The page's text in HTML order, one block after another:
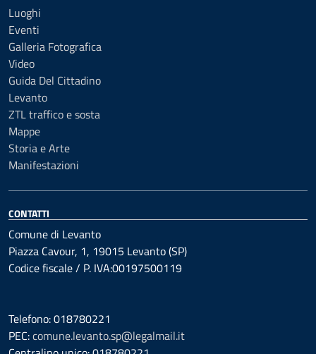
Luoghi
Eventi
Galleria Fotografica
Video
Guida Del Cittadino
Levanto
ZTL traffico e sosta
Mappe
Storia e Arte
Manifestazioni
CONTATTI
Comune di Levanto
Piazza Cavour, 1, 19015 Levanto (SP)
Codice fiscale / P. IVA:00197500119
Telefono: 018780221
PEC:comune.levanto.sp@legalmail.it